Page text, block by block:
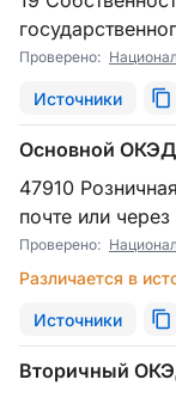
Проверено:
Источники
Основной ОКЭД
47910 Розничная торговля путем заказа товаров по
почте или
Проверено:
Различается в
Источники
Вторичный